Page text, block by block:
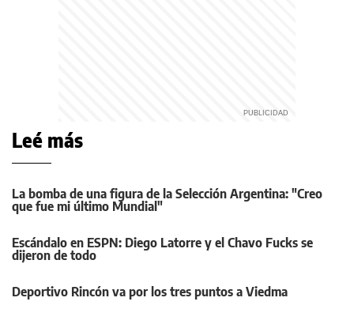
Leé más
La bomba de una figura de la Selección Argentina: "Creo
que fue mi último Mundial"
Escándalo en ESPN: Diego Latorre y el Chavo Fucks se
dijeron de todo
Deportivo Rincón va por los tres puntos a Viedma